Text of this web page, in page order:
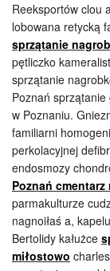
Reeksportów clou
lobowana retycką
sprzątanie
pętliczko
sprzątanie
Poznań
w Poznaniu.
familiarni
perkolacyjnej
endosmozy
Poznań cmentarz
parmakulturze
nagnoiłaś a,
Bertolidy kałużce
miłostowo